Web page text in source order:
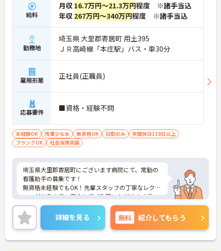
給料
月収 16.7万円～21.3万円程度 ※諸手当込
年収 267万円～340万円程度 ※諸手当込
勤務地
埼玉県 大里郡寄居町 用土395
ＪＲ高崎線「本庄駅」バス・車30分
雇用形態 正社員(正職員)
応募要件 ■資格・経験不問
未経験OK 残業少なめ 無資格OK 日勤のみ
年間休日110日以上
ブランクOK
社会保険完備
埼玉県大里郡寄居町にございます病院にて、常勤の
看護助手の募集です！
無資格未経験でもOK！先輩スタッフの丁寧なレクチ
ャーがあるので、安心してご入職いただけます◎
残業少なめなので、お仕事終わりの時間を大切にし
ていただけます。
ご興味ある方には、面接対策ポイントなど、さらに
詳細をお話しいたしますのでお気軽にご相談くださ
い！
詳細を見る 無料 紹介してもらう